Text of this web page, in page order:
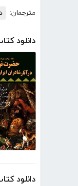
مترجمان:
دانلود
دانلود